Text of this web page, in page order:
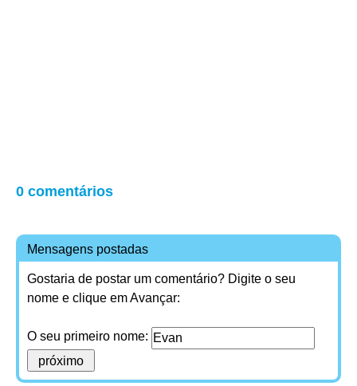
0 comentários
Mensagens postadas
Gostaria de postar um comentário? Digite o seu
nome e clique em Avançar:
O seu primeiro nome: